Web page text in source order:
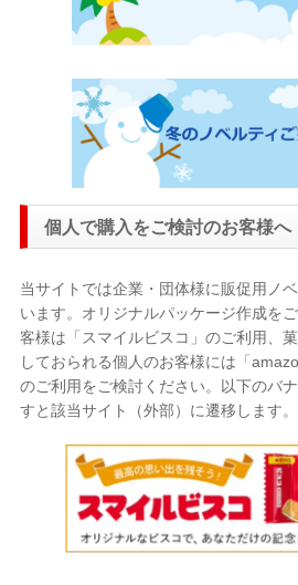
個人で購入をご検討のお客様へ
当サイトでは企業・団体様に販促用ノ
います。オリジナルパッケージ作成を
客様は「スマイルビスコ」のご利用、
しておられる個人のお客様には「
のご利用をご検討ください。以下のバ
すと該当サイト（外部）に遷移します。